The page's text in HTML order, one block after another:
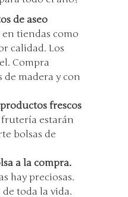
de aseo
en tiendas como
calidad. Los
Compra
de madera y con
frescos
frutería estarán
bolsas de
a la compra.
hay preciosas.
toda la vida.